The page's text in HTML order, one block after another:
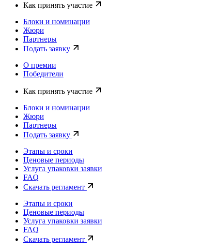
Как принять участие
Блоки и номинации
Жюри
Партнеры
Подать заявку
О премии
Победители
Как принять участие
Блоки и номинации
Жюри
Партнеры
Подать заявку
Этапы и сроки
Ценовые периоды
Услуга упаковки заявки
FAQ
Скачать регламент
Этапы и сроки
Ценовые периоды
Услуга упаковки заявки
FAQ
Скачать регламент